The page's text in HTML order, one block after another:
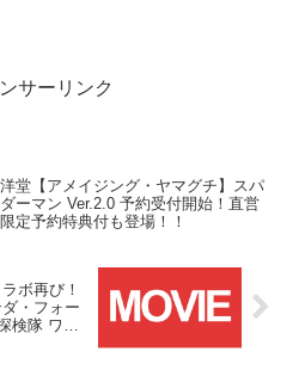
サーリンク
堂【アメイジング・ヤマグチ】スパ
ーマン Ver.2.0 予約受付開始！直営
定予約特典付も登場！！
ボ再び！
・フォー
検隊 ワカ